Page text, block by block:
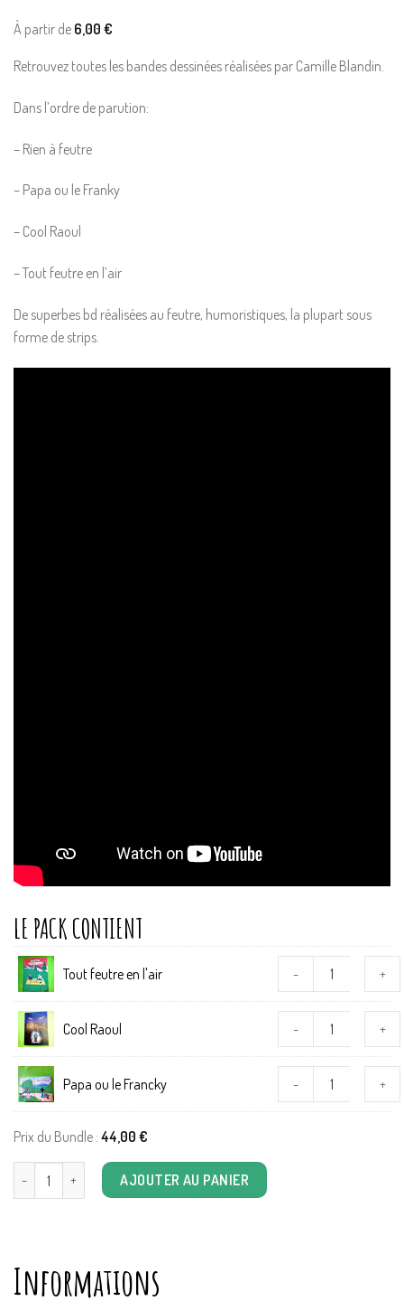
À partir de 6,00 €
Retrouvez toutes les bandes dessinées réalisées par Camille Blandin.
Dans l’ordre de parution:
– Rien à feutre
– Papa ou le Franky
– Cool Raoul
– Tout feutre en l’air
De superbes bd réalisées au feutre, humoristiques, la plupart sous
forme de strips.
Tout feutre en l'air - +
Cool Raoul - +
Papa ou le Francky - +
Prix du Bundle : 44,00 €
quantité de Camille BlandinAJOUTER AU PANIER
Informations